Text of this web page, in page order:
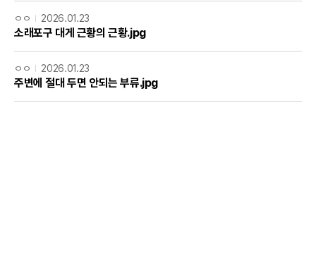
ㅇㅇ 2026.01.23
소래포구 대게 근황의 근황.jpg
ㅇㅇ 2026.01.23
주변에 절대 두면 안되는 부류.jpg